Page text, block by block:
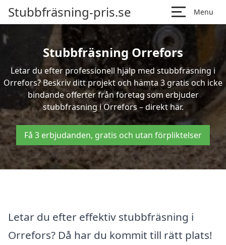
Stubbfräsning-pris.se Menu
Stubbfräsning Orrefors
Letar du efter professionell hjälp med stubbfräsning i
Orrefors? Beskriv ditt projekt och hämta 3 gratis och icke
bindande offerter från företag som erbjuder
stubbfräsning i Orrefors – direkt här.
Få 3 erbjudanden, gratis och utan förpliktelser
Letar du efter effektiv stubbfräsning i
Orrefors? Då har du kommit till rätt plats!